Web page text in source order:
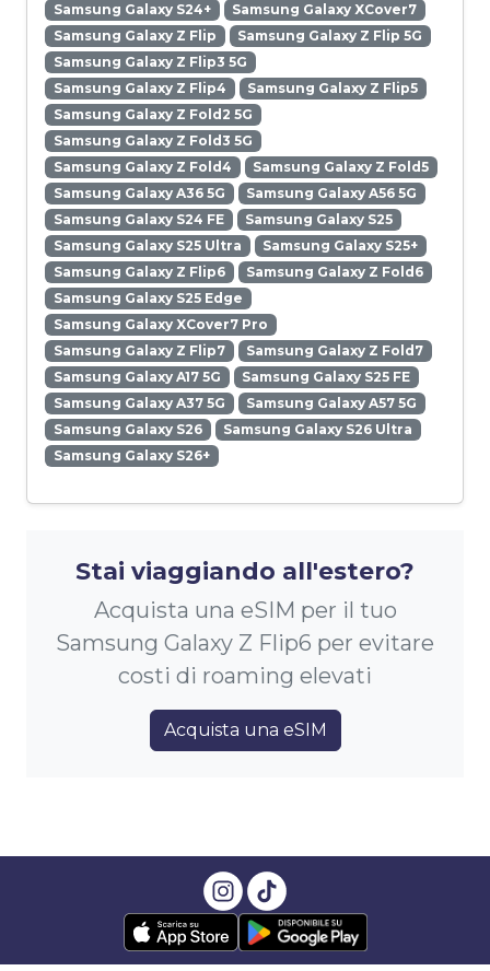
Samsung Galaxy S24+
Samsung Galaxy XCover7
Samsung Galaxy Z Flip
Samsung Galaxy Z Flip 5G
Samsung Galaxy Z Flip3 5G
Samsung Galaxy Z Flip4
Samsung Galaxy Z Flip5
Samsung Galaxy Z Fold2 5G
Samsung Galaxy Z Fold3 5G
Samsung Galaxy Z Fold4
Samsung Galaxy Z Fold5
Samsung Galaxy A36 5G
Samsung Galaxy A56 5G
Samsung Galaxy S24 FE
Samsung Galaxy S25
Samsung Galaxy S25 Ultra
Samsung Galaxy S25+
Samsung Galaxy Z Flip6
Samsung Galaxy Z Fold6
Samsung Galaxy S25 Edge
Samsung Galaxy XCover7 Pro
Samsung Galaxy Z Flip7
Samsung Galaxy Z Fold7
Samsung Galaxy A17 5G
Samsung Galaxy S25 FE
Samsung Galaxy A37 5G
Samsung Galaxy A57 5G
Samsung Galaxy S26
Samsung Galaxy S26 Ultra
Samsung Galaxy S26+
Stai viaggiando all'estero?
Acquista una eSIM per il tuo
Samsung Galaxy Z Flip6 per evitare
costi di roaming elevati
Acquista una eSIM